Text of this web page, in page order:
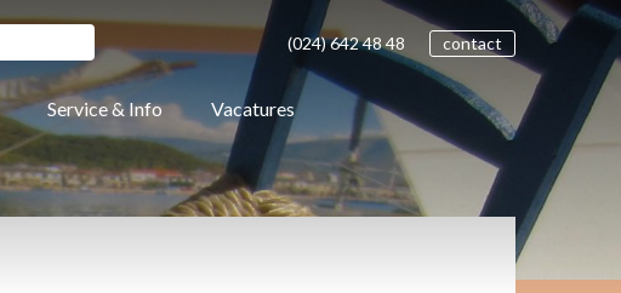
(024)642 4848 contact
Service & Info Vacatures